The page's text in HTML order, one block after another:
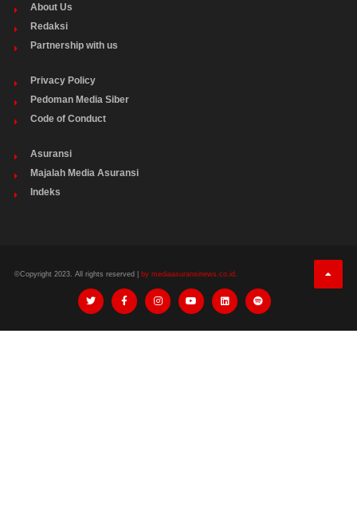
About Us
Redaksi
Partnership with us
Privacy Policy
Pedoman Media Siber
Code of Conduct
Asuransi
Majalah Media Asuransi
Indeks
©Copyright 2023. All rights reserved | by mediaasuransinews.co.id.